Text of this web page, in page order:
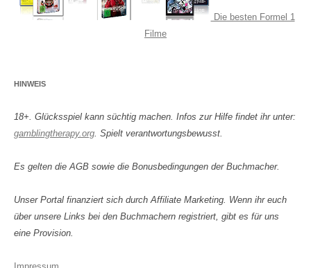
Die besten Formel 1
Filme
HINWEIS
18+. Glücksspiel kann süchtig machen. Infos zur Hilfe findet ihr unter:
gamblingtherapy.org. Spielt verantwortungsbewusst.
Es gelten die AGB sowie die Bonusbedingungen der Buchmacher.
Unser Portal finanziert sich durch Affiliate Marketing. Wenn ihr euch
über unsere Links bei den Buchmachern registriert, gibt es für uns
eine Provision.